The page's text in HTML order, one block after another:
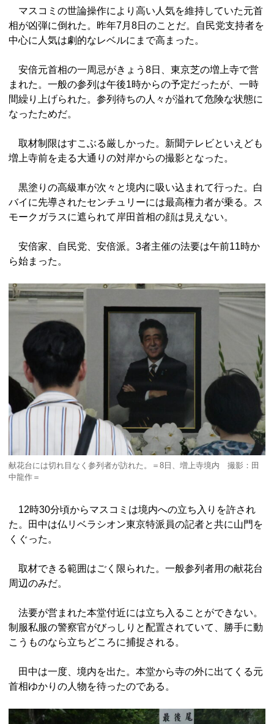
マスコミの世論操作により高い人気を維持していた元首
相が凶弾に倒れた。昨年7月8日のことだ。自民党支持者を
中心に人気は劇的なレベルにまで高まった。
安倍元首相の一周忌がきょう8日、東京芝の増上寺で営
まれた。一般の参列は午後1時からの予定だったが、一時
間繰り上げられた。参列待ちの人々が溢れて危険な状態に
なったためだ。
取材制限はすこぶる厳しかった。新聞テレビといえども
増上寺前を走る大通りの対岸からの撮影となった。
黒塗りの高級車が次々と境内に吸い込まれて行った。白
バイに先導されたセンチュリーには最高権力者が乗る。ス
モークガラスに遮られて岸田首相の顔は見えない。
安倍家、自民党、安倍派。3者主催の法要は午前11時か
ら始まった。
献花台には切れ目なく参列者が訪れた。＝8日、増上寺境内 撮影：田
中龍作＝
12時30分頃からマスコミは境内への立ち入りを許され
た。田中は仏リベラシオン東京特派員の記者と共に山門を
くぐった。
取材できる範囲はごく限られた。一般参列者用の献花台
周辺のみだ。
法要が営まれた本堂付近には立ち入ることができない。
制服私服の警察官がびっしりと配置されていて、勝手に動
こうものなら立ちどころに捕捉される。
田中は一度、境内を出た。本堂から寺の外に出てくる元
首相ゆかりの人物を待ったのである。